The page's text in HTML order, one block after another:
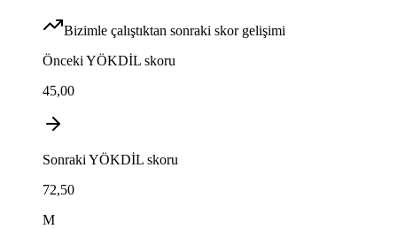
Bizimle çalıştıktan sonraki skor gelişimi
Önceki YÖKDİL skoru
45,00
Sonraki YÖKDİL skoru
72,50
M